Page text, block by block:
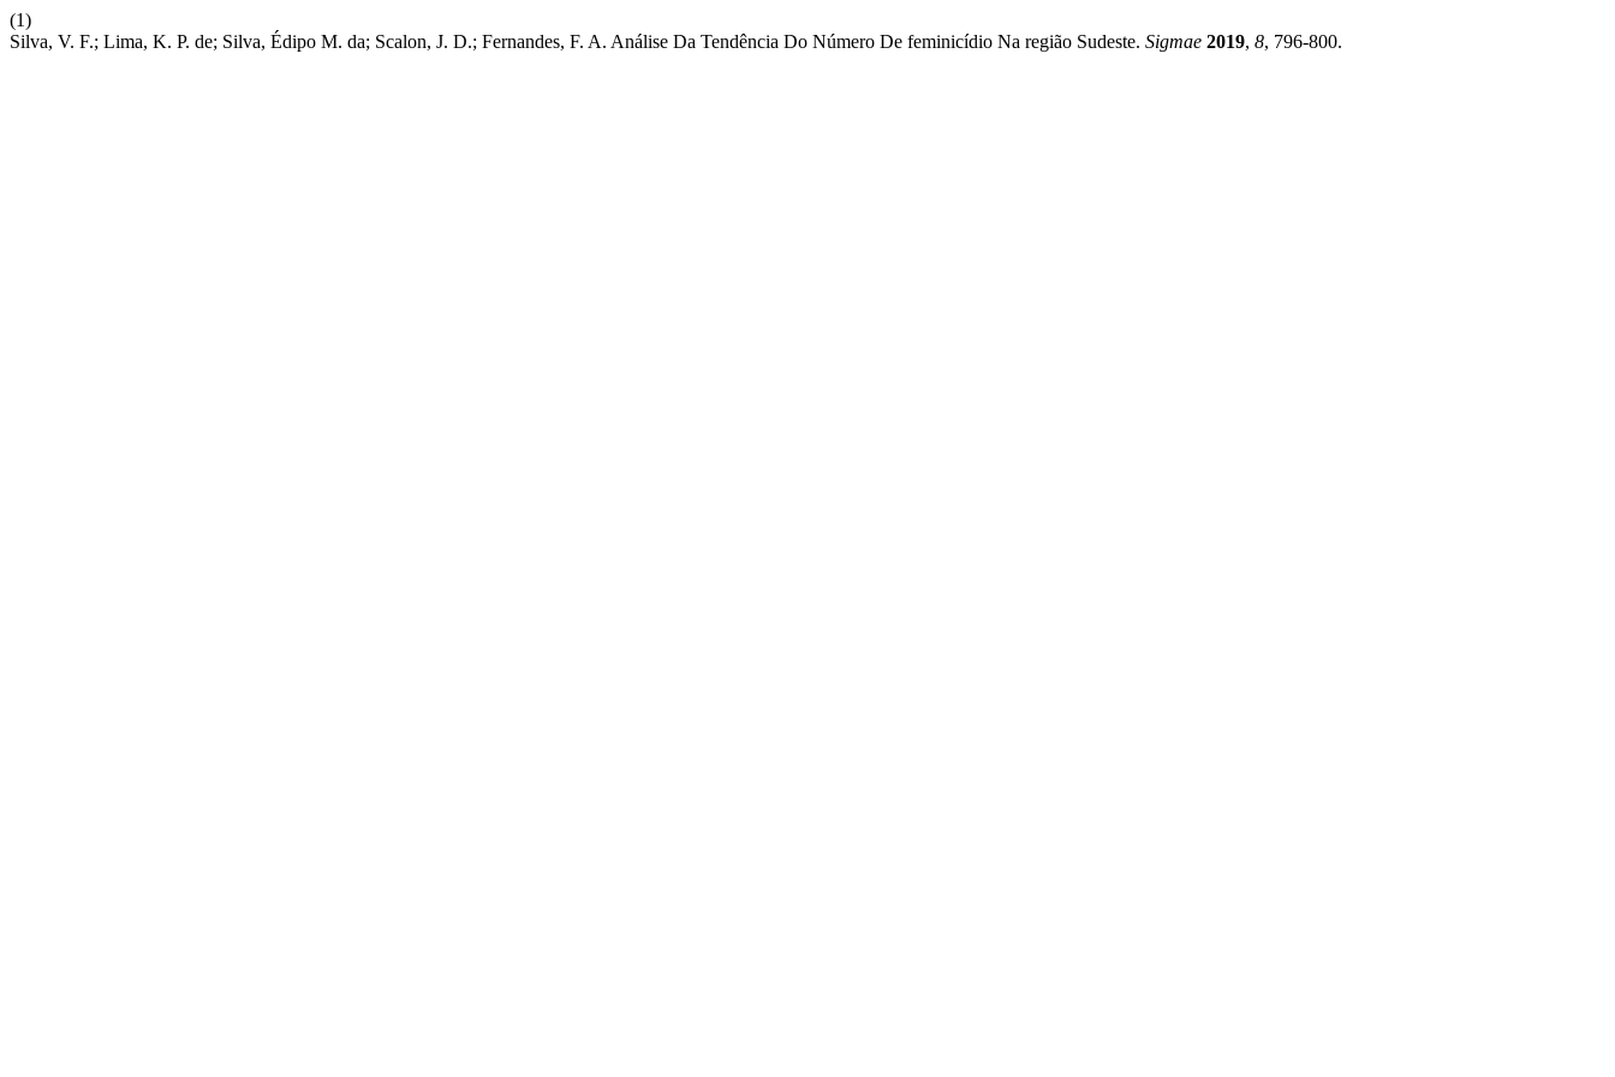
(1)
Silva, V. F.; Lima, K. P. de; Silva, Édipo M. da; Scalon, J. D.; Fernandes, F. A. Análise Da Tendência Do Número De feminicídio Na região Sudeste. Sigmae 2019, 8, 796-800.